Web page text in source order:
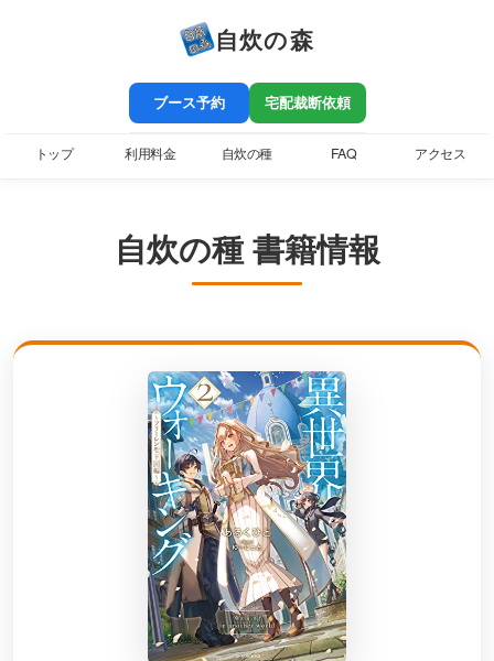
自炊の森
ブース予約 宅配裁断依頼
トップ 利用料金 自炊の種 FAQ アクセス
自炊の種 書籍情報